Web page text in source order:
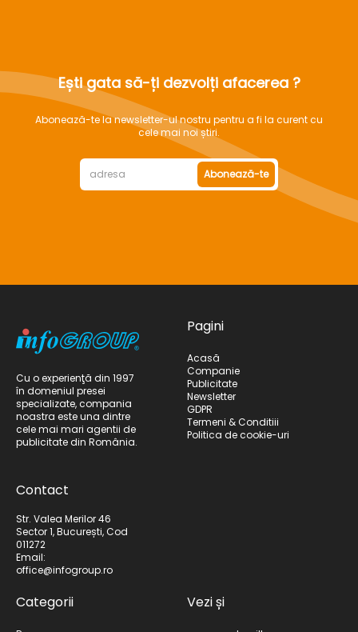
Ești gata să-ți dezvolți afacerea ?
Abonează-te la newsletter-ul nostru pentru a fi la curent cu
cele mai noi știri.
Abonează-te
Cu o experienţă din 1997
în domeniul presei
specializate, compania
noastra este una dintre
cele mai mari agentii de
publicitate din România.
Contact
Str. Valea Merilor 46
Sector 1, București, Cod
011272
Email:
office@infogroup.ro
Pagini
Acasă
Companie
Publicitate
Newsletter
GDPR
Termeni & Conditiii
Politica de cookie-uri
Categorii Vezi și